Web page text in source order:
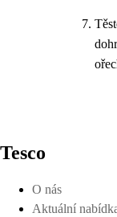
Tesco
O nás
Aktuální